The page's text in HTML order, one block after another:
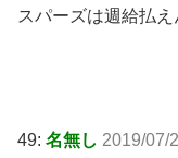
スパーズは週給払
49: 名無し 2019/07/